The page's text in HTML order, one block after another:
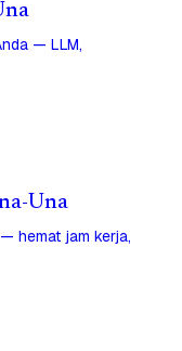
— LLM,
Una
hemat jam kerja,